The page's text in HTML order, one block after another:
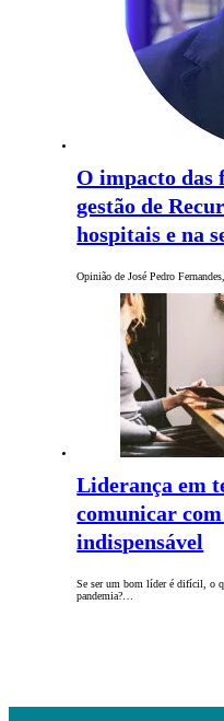
O impacto das
gestão de
hospitais e na
Opinião de José Pedro
Liderança em
comunicar
indispensável
Se ser um bom líder é difícil, o
pandemia?…